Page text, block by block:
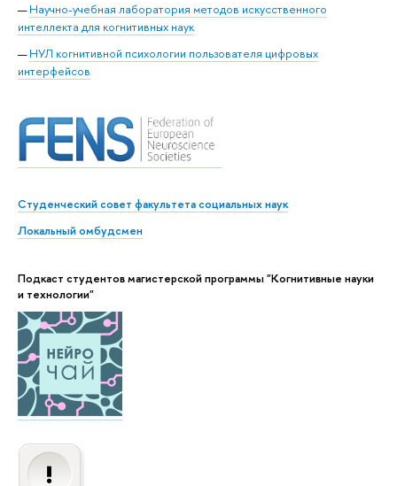
Научно-учебная лаборатория методов искусственного
интеллекта для когнитивных наук
НУЛ когнитивной психологии пользователя цифровых
интерфейсов
Студенческий совет факультета социальных наук
Локальный омбудсмен
Подкаст студентов магистерской программы "Когнитивные науки
и технологии"